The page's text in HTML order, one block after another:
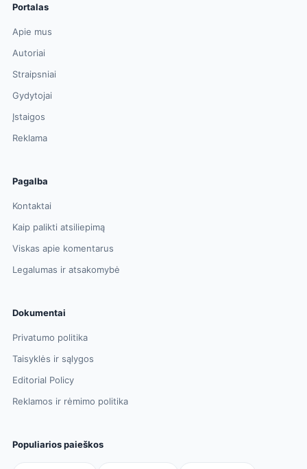
Portalas
Apie mus
Autoriai
Straipsniai
Gydytojai
Įstaigos
Reklama
Pagalba
Kontaktai
Kaip palikti atsiliepimą
Viskas apie komentarus
Legalumas ir atsakomybė
Dokumentai
Privatumo politika
Taisyklės ir sąlygos
Editorial Policy
Reklamos ir rėmimo politika
Populiarios paieškos